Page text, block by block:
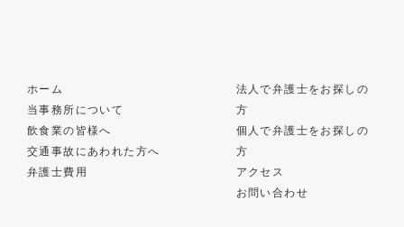
ホーム
当事務所について
飲食業の皆様へ
交通事故にあわれた方へ
弁護士費用
法人で弁護士をお探しの
方
個人で弁護士をお探しの
方
アクセス
お問い合わせ